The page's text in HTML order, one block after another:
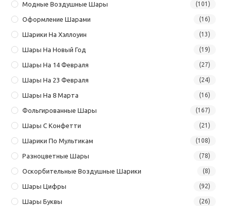
Модные Воздушные Шары (101)
Оформление Шарами (16)
Шарики На Хэллоуин (13)
Шары На Новый Год (19)
Шары На 14 Февраля (27)
Шары На 23 Февраля (24)
Шары На 8 Марта (16)
Фольгированные Шары (167)
Шары С Конфетти (21)
Шарики По Мультикам (108)
Разноцветные Шары (78)
Оскорбительные Воздушные Шарики (8)
Шары Цифры (92)
Шары Буквы (26)